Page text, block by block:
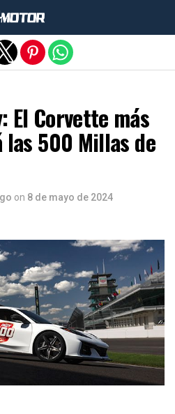
El Corvette más
500 Millas de
on 8 de mayo de 2024
versión móvil